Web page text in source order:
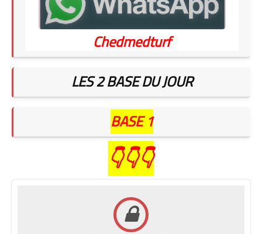
Chedmedturf
LES 2 BASE DU JOUR
BASE 1
👇👇👇